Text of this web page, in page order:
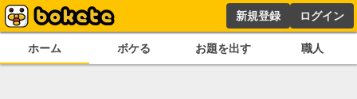
新規登録 ログイン
ホーム ボケる お題を出す 職人